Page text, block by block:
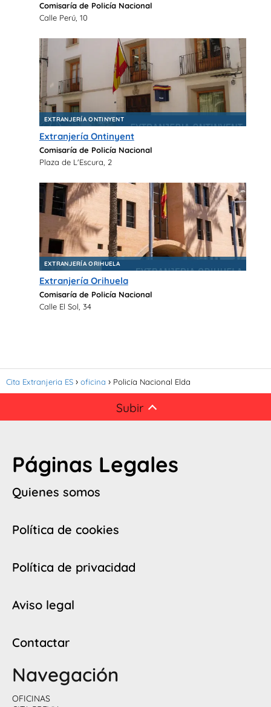
Comisaría de Policía Nacional
Calle Perú, 10
EXTRANJERÍA ONTINYENT
Extranjería Ontinyent
Comisaría de Policía Nacional
Plaza de L'Escura, 2
EXTRANJERÍA ORIHUELA
Extranjería Orihuela
Comisaría de Policía Nacional
Calle El Sol, 34
Cita Extranjeria ES oficina Policía Nacional Elda
Subir
Páginas Legales
Quienes somos
Política de cookies
Política de privacidad
Aviso legal
Contactar
Navegación
OFICINAS